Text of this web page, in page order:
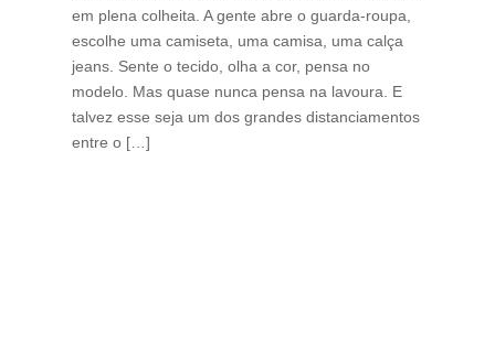
em plena colheita. A gente abre o guarda-roupa,
escolhe uma camiseta, uma camisa, uma calça
jeans. Sente o tecido, olha a cor, pensa no
modelo. Mas quase nunca pensa na lavoura. E
talvez esse seja um dos grandes distanciamentos
entre o […]